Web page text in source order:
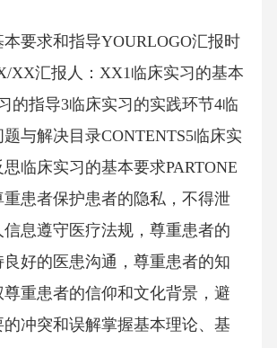
要求和指导YOURLOGO汇报时
XX汇报人：XX1临床实习的基本
的指导3临床实习的实践环节4临
与解决目录CONTENTS5临床实
临床实习的基本要求PARTONE
患者保护患者的隐私，不得泄
息遵守医疗法规，尊重患者的
好的医患沟通，尊重患者的知
重患者的信仰和文化背景，避
冲突和误解掌握基本理论、基